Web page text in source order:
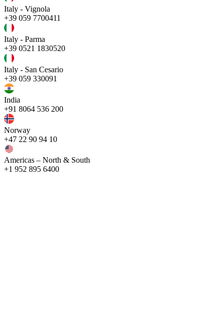
Italy - Vignola
+39 059 7700411
Italy - Parma
+39 0521 1830520
Italy - San Cesario
+39 059 330091
India
+91 8064 536 200
Norway
+47 22 90 94 10
Americas – North & South
+1 952 895 6400